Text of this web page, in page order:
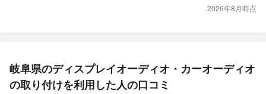
2026年8月時点
岐阜県のディスプレイオーディオ・カーオーディオ
の取り付けを利用した人の口コミ